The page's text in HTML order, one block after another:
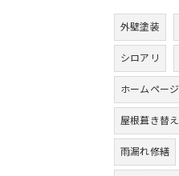
外壁塗装
シロアリ
ホームページ
屋根葺き替え
雨漏れ修繕